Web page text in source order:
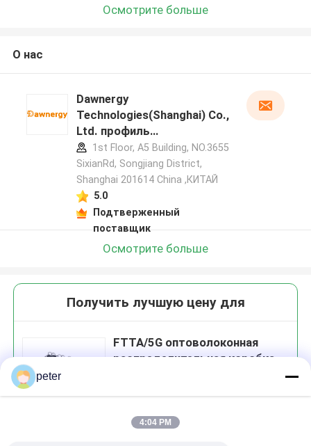
Осмотрите больше
О нас
Dawnergy
Technologies(Shanghai) Co.,
Ltd. профиль
производителя
1st Floor, A5 Building, NO.3655
SixianRd, Songjiang District,
Shanghai 201614 China ,КИТАЙ
5.0
Подтверженный
поставщик
Осмотрите больше
Получить лучшую цену для
FTTA/5G оптоволоконная
распределительная коробка
peter
4:04 PM